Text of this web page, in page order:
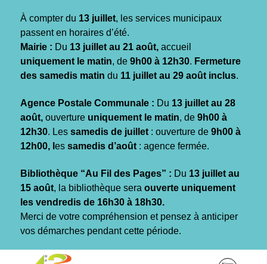
À compter du 13 juillet, les services municipaux
passent en horaires d’été.
Mairie : Du 13 juillet au 21 août, accueil
uniquement le matin, de 9h00 à 12h30. Fermeture
des samedis matin du 11 juillet au 29 août inclus.
Agence Postale Communale : Du 13 juillet au 28
août, ouverture uniquement le matin, de 9h00 à
12h30. Les samedis de juillet : ouverture de 9h00 à
12h00, l es samedis d’août : agence fermée.
Bibliothèque “Au Fil des Pages” : Du 13 juillet au
15 août, la bibliothèque sera ouverte uniquement
les vendredis de 16h30 à 18h30.
Merci de votre compréhension et pensez à anticiper
vos démarches pendant cette période.